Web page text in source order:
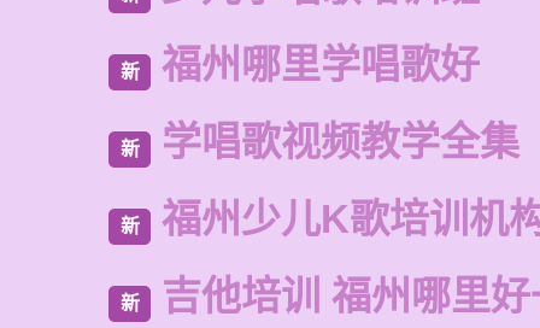
新 福州哪里学唱歌好
新 学唱歌视频教学全集
新 福州少儿K歌培训机
新 吉他培训 福州哪里